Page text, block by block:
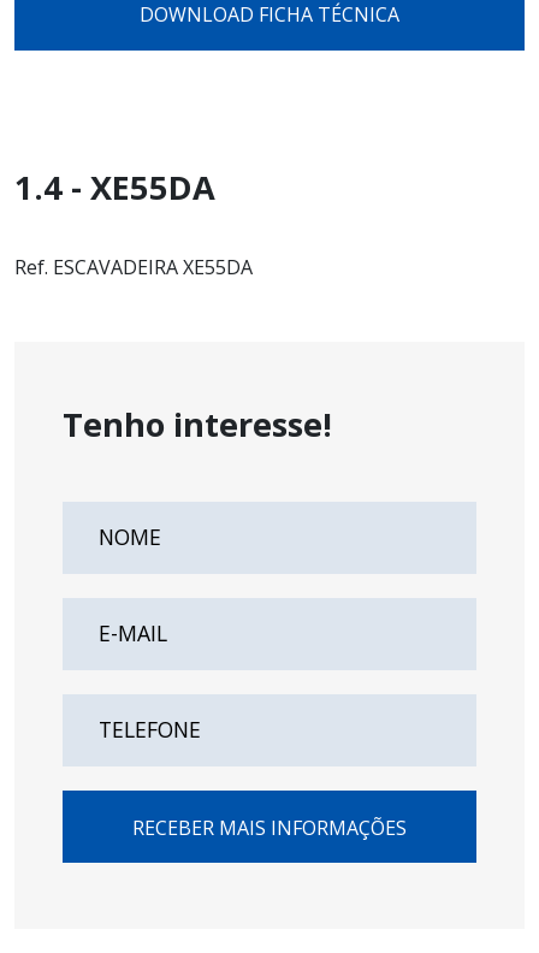
DOWNLOAD FICHA TÉCNICA
1.4 - XE55DA
Ref. ESCAVADEIRA XE55DA
Tenho interesse!